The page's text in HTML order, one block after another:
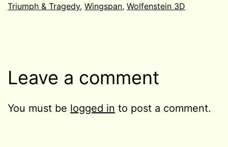
Triumph & Tragedy, Wingspan, Wolfenstein 3D
Leave a comment
You must be logged in to post a comment.